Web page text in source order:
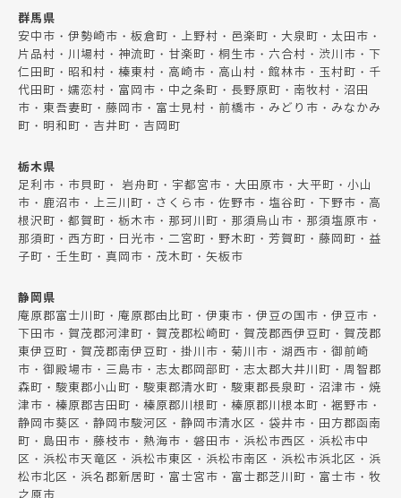
群馬県
安中市・伊勢崎市・板倉町・上野村・邑楽町・大泉町・太田市・
片品村・川場村・神流町・甘楽町・桐生市・六合村・渋川市・下
仁田町・昭和村・榛東村・高崎市・高山村・館林市・玉村町・千
代田町・嬬恋村・富岡市・中之条町・長野原町・南牧村・沼田
市・東吾妻町・藤岡市・富士見村・前橋市・みどり市・みなかみ
町・明和町・吉井町・吉岡町
栃木県
足利市・市貝町・ 岩舟町・宇都宮市・大田原市・大平町・小山
市・鹿沼市・上三川町・さくら市・佐野市・塩谷町・下野市・高
根沢町・都賀町・栃木市・那珂川町・那須烏山市・那須塩原市・
那須町・西方町・日光市・二宮町・野木町・芳賀町・藤岡町・益
子町・壬生町・真岡市・茂木町・矢板市
静岡県
庵原郡富士川町・庵原郡由比町・伊東市・伊豆の国市・伊豆市・
下田市・賀茂郡河津町・賀茂郡松崎町・賀茂郡西伊豆町・賀茂郡
東伊豆町・賀茂郡南伊豆町・掛川市・菊川市・湖西市・御前崎
市・御殿場市・三島市・志太郡岡部町・志太郡大井川町・周智郡
森町・駿東郡小山町・駿東郡清水町・駿東郡長泉町・沼津市・焼
津市・榛原郡吉田町・榛原郡川根町・榛原郡川根本町・裾野市・
静岡市葵区・静岡市駿河区・静岡市清水区・袋井市・田方郡函南
町・島田市・藤枝市・熱海市・磐田市・浜松市西区・浜松市中
区・浜松市天竜区・浜松市東区・浜松市南区・浜松市浜北区・浜
松市北区・浜名郡新居町・富士宮市・富士郡芝川町・富士市・牧
之原市